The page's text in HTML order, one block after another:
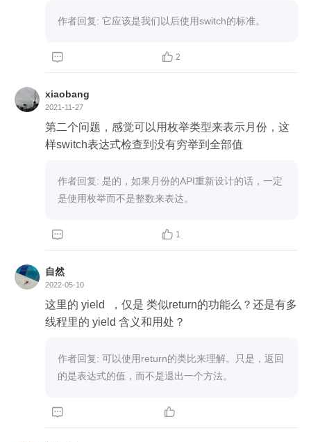
// 判断是否为闰年.
var isleapYear=localDate.isLeapYear();
apYear));
下面这段代码来自java.time.Month.class,这样判断
感觉:
public int length(boolean leapYear) {
        switch (this) {
                return (leapYear ? 29 : 28);
            case JUNE:
            case NOVEMBER:
                return 30;
                return 31;
        }
作者回复: 它应该是我们以后使用switch的标准。
  2
xiaobang
2021-11-27
第二个问题，感觉可以用枚举类型来表示月份，这
作者回复: 是的，如果月份的API重新设计的话，一定
是使用枚举而不是整数来表达。
  1
自然
2022-05-10
这里的 yield  ，仅是 类似return的功能么？还是有多
线程里的 yield 含义和用处？
作者回复: 可以使用return的类比来理解。只是，返回
的是表达式的值，而不是退出一个方法。
 